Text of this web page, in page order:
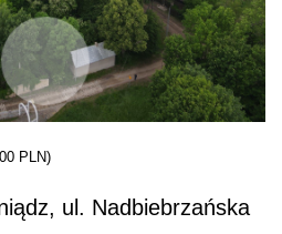
PLN)
ul. Nadbiebrzańska